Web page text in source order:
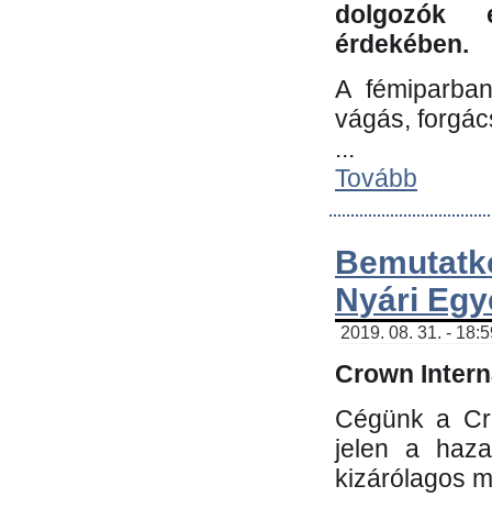
dolgozók
érdekében.
A
vágás,
...
Tovább
Nyári
2019. 08. 31. -
Crown
Cégünk a
jelen a
kizárólagos